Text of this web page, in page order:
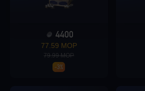
Loading...
4400
77.59 MOP
79.99 MOP
-3%